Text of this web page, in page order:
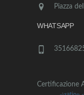
Piazza
WHATSAPP
Certificazione